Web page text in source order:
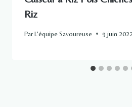
Riz
ParL'équipe Savoureuse 9 juin 2022